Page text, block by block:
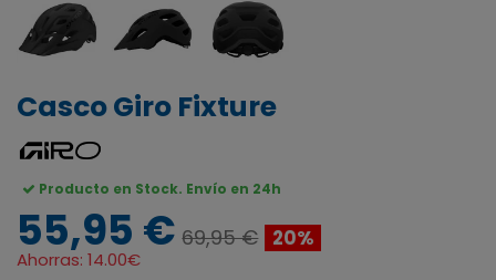
Casco Giro Fixture
Producto en Stock. Envío en 24h
55,95 € 69,95 € 20%
Ahorras: 14.00€